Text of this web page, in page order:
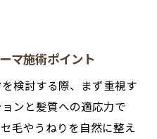
マ施術ポイント
検討する際、まず重視す
ンと髪質への適応力で
毛やうねりを自然に整え